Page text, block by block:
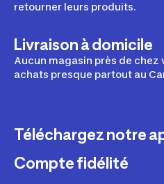
retourner leurs produits.
Livraison à domicile
Aucun magasin près de chez
achats presque partout au
Téléchargez notre
Compte fidélité